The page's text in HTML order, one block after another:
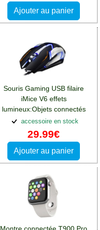
Ajouter au panier
Souris Gaming USB filaire
iMice V6 effets
lumineux:Objets connectés
Motorola Moto E32S
accessoire en stock
29.99€
Ajouter au panier